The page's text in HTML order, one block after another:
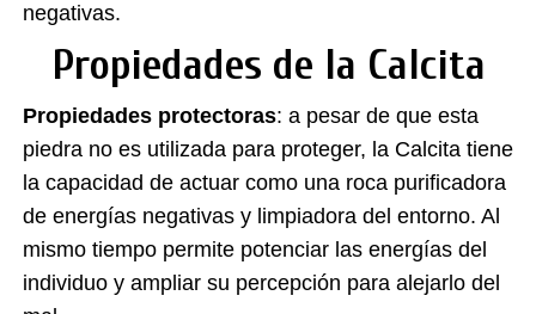
negativas.
Propiedades de la Calcita
Propiedades protectoras: a pesar de que esta
piedra no es utilizada para proteger, la Calcita tiene
la capacidad de actuar como una roca purificadora
de energías negativas y limpiadora del entorno. Al
mismo tiempo permite potenciar las energías del
individuo y ampliar su percepción para alejarlo del